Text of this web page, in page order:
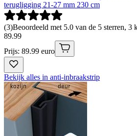
terugligging 21-27 mm 230 cm
(3)Beoordeeld met 5.0 van de 5 sterren, 3
89.99
Prijs: 89.99 euro
Bekijk alles in anti-inbraakstrip